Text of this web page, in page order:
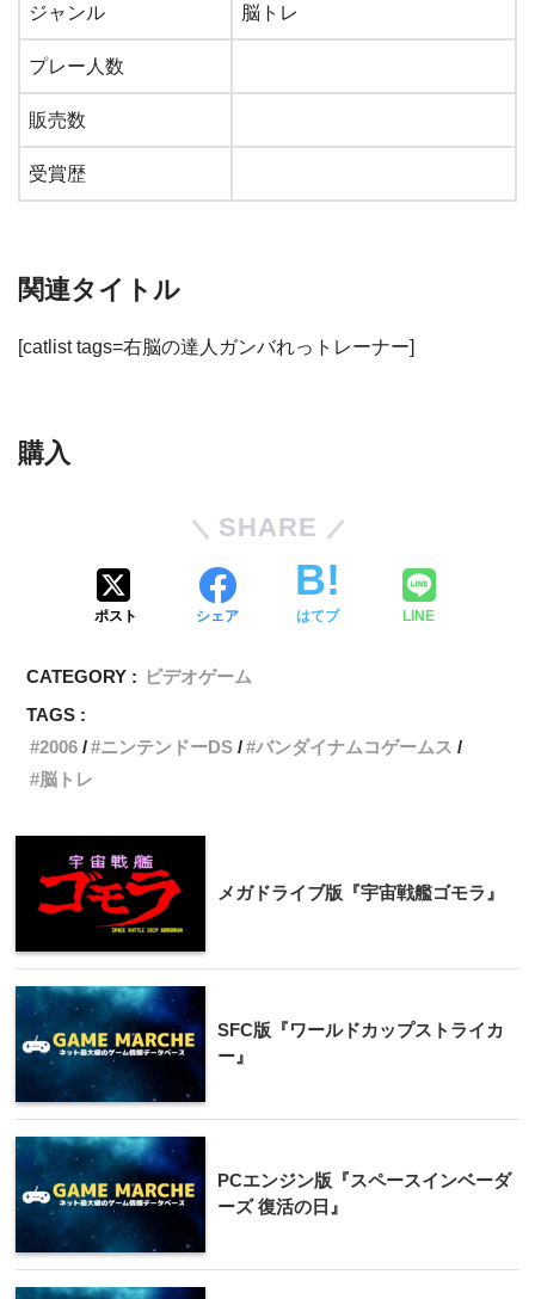
ジャンル 脳トレ
プレー人数
販売数
受賞歴
関連タイトル
[catlist tags=右脳の達人ガンバれっトレーナー]
購入
SHARE
ポスト シェア はてブ LINE
CATEGORY : ビデオゲーム
TAGS :
2006
ニンテンドーDS
バンダイナムコゲームス
脳トレ
メガドライブ版『宇宙戦艦ゴモラ』
SFC版『ワールドカップストライカ
ー』
PCエンジン版『スペースインベーダ
ーズ 復活の日』